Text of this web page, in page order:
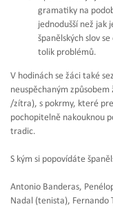
gramatiky na
jednodušší než jak
španělských slov
tolik problémů.
V hodinách se žáci také
neuspěchaným způsobem
/zítra), s pokrmy, které
pochopitelně nakouknou
tradic.
S kým si popovídáte
Antonio Banderas,
Nadal (tenista), Fernando